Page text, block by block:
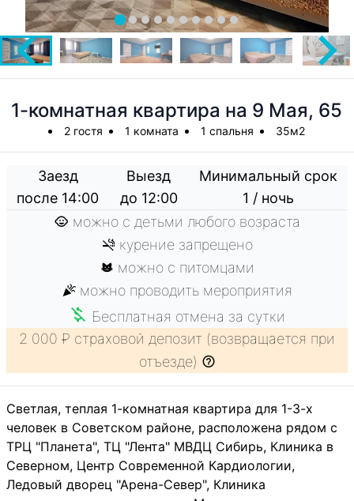
1-комнатная квартира на 9 Мая, 65
2 гостя 1 комната 1 спальня 35м2
Заезд
после 14:00
Выезд
до 12:00
Минимальный срок
1 / ночь
можно с детьми любого возраста
курение запрещено
можно с питомцами
можно проводить мероприятия
Бесплатная отмена за сутки
2 000 ₽ страховой депозит (возвращается при
отъезде)
Светлая, теплая 1-комнатная квартира для 1-3-х
человек в Советском районе, расположена рядом с
ТРЦ "Планета", ТЦ "Лента" МВДЦ Сибирь, Клиника в
Северном, Центр Современной Кардиологии,
Ледовый дворец "Арена-Север", Клиника